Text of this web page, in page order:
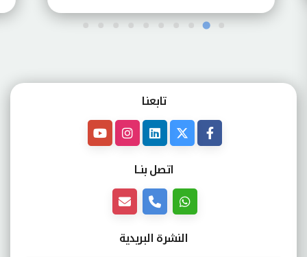
تابعنـا
اتصل بنــا
النشرة البريدية